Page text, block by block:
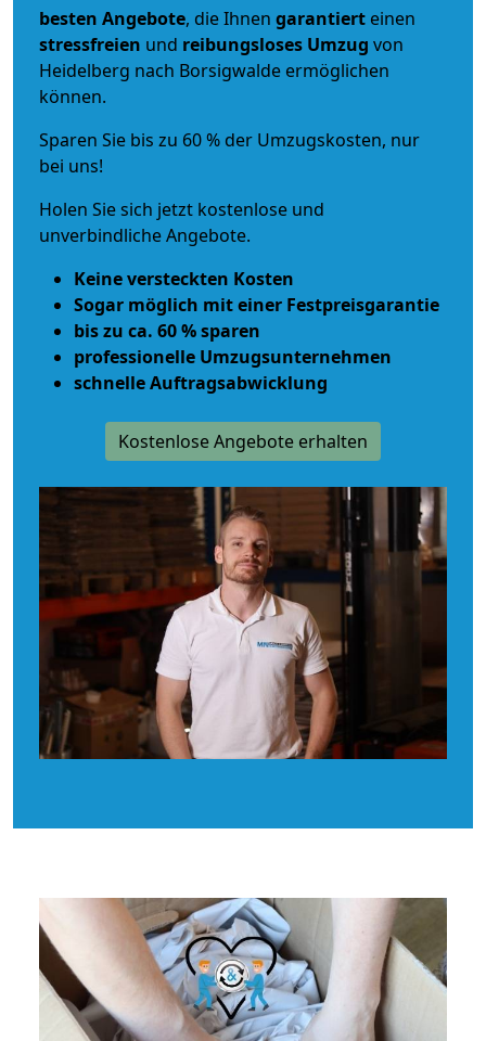
besten Angebote, die Ihnen garantiert einen
stressfreien und reibungsloses Umzug von
Heidelberg nach Borsigwalde ermöglichen
können.
Sparen Sie bis zu 60 % der Umzugskosten, nur
bei uns!
Holen Sie sich jetzt kostenlose und
unverbindliche Angebote.
Keine versteckten Kosten
Sogar möglich mit einer Festpreisgarantie
bis zu ca. 60 % sparen
professionelle Umzugsunternehmen
schnelle Auftragsabwicklung
Kostenlose Angebote erhalten